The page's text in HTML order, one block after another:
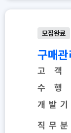
모집완료
구매
고 객
수 행
개 발 기
직 무 분